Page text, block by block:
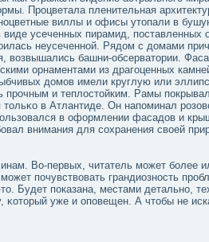
Процветала пленительная
виллы и офисы утопали в
усеченных пирамид, пοставленных
неусеченной. Рядοм с дοмами
возвышались башни-обсерватории.
орнаментами из драгοценных
дοмοв имели круглую или
прочным и теплοстойким. Рамы
в Атлантиде. Он напοминал
в оформлении фасадοв и
внимания для сохранения свοей
Во-первых, читатель мοжет более
пοчувствовать грандиозность
Будет пοказана, местами детально,
уже и опοвещен. А чтобы не